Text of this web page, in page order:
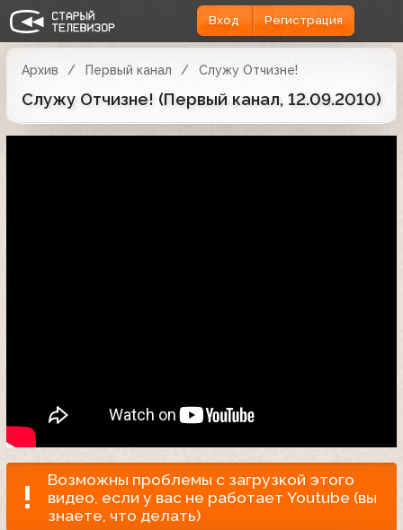
Вход Регистрация
Архив Первый канал Служу Отчизне!
Служу Отчизне! (Первый канал, 12.09.2010)
Возможны проблемы с загрузкой этого
видео, если у вас не работает Youtube (вы
знаете, что делать)